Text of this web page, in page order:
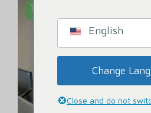
English
Change
Close and do not